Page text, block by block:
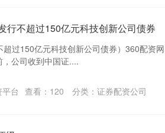
行不超过150亿元科技创新公司债券
过150亿元科技创新公司债券）360配资网
公司收到中国证....
台 查看： 120 分类： 证券配资公司